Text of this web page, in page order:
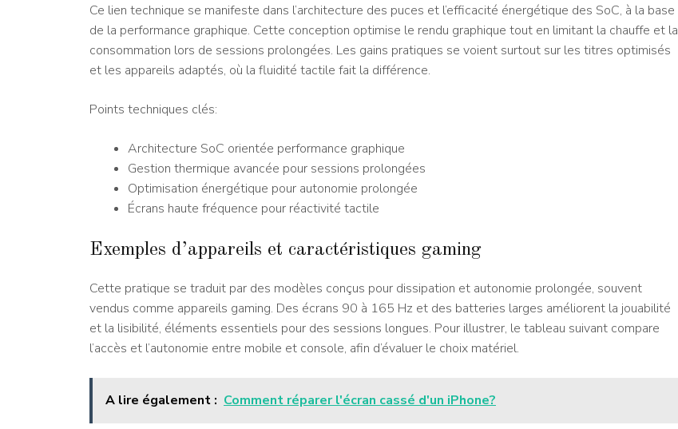
Ce lien technique se manifeste dans l’architecture des puces et l’efficacité énergétique des SoC, à la base
de la performance graphique. Cette conception optimise le rendu graphique tout en limitant la chauffe et la
consommation lors de sessions prolongées. Les gains pratiques se voient surtout sur les titres optimisés
et les appareils adaptés, où la fluidité tactile fait la différence.
Points techniques clés:
Architecture SoC orientée performance graphique
Gestion thermique avancée pour sessions prolongées
Optimisation énergétique pour autonomie prolongée
Écrans haute fréquence pour réactivité tactile
Exemples d’appareils et caractéristiques gaming
Cette pratique se traduit par des modèles conçus pour dissipation et autonomie prolongée, souvent
vendus comme appareils gaming. Des écrans 90 à 165 Hz et des batteries larges améliorent la jouabilité
et la lisibilité, éléments essentiels pour des sessions longues. Pour illustrer, le tableau suivant compare
l’accès et l’autonomie entre mobile et console, afin d’évaluer le choix matériel.
A lire également : Comment réparer l'écran cassé d'un iPhone?